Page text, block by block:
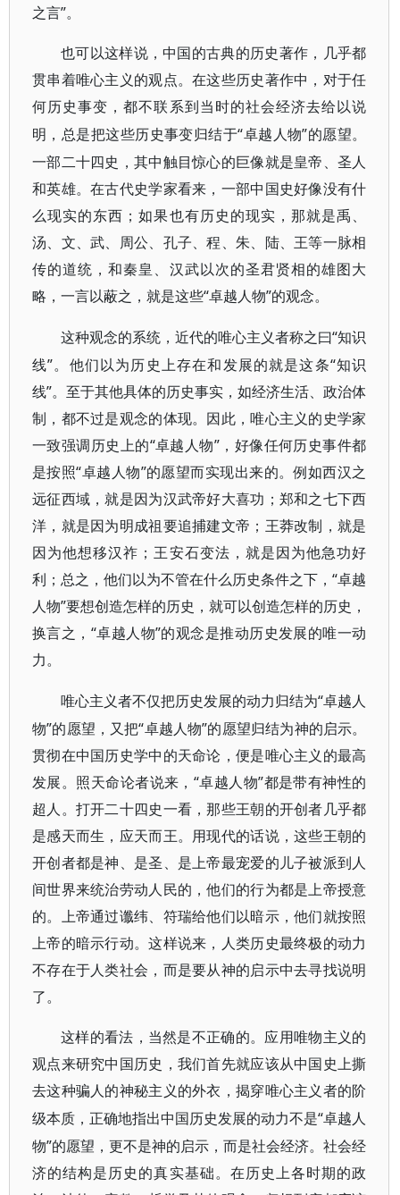
之言”。
也可以这样说，中国的古典的历史著作，几乎都
贯串着唯心主义的观点。在这些历史著作中，对于任
何历史事变，都不联系到当时的社会经济去给以说
明，总是把这些历史事变归结于“卓越人物”的愿望。
一部二十四史，其中触目惊心的巨像就是皇帝、圣人
和英雄。在古代史学家看来，一部中国史好像没有什
么现实的东西；如果也有历史的现实，那就是禹、
汤、文、武、周公、孔子、程、朱、陆、王等一脉相
传的道统，和秦皇、汉武以次的圣君贤相的雄图大
略，一言以蔽之，就是这些“卓越人物”的观念。
这种观念的系统，近代的唯心主义者称之曰“知识
线”。他们以为历史上存在和发展的就是这条“知识
线”。至于其他具体的历史事实，如经济生活、政治体
制，都不过是观念的体现。因此，唯心主义的史学家
一致强调历史上的“卓越人物”，好像任何历史事件都
是按照“卓越人物”的愿望而实现出来的。例如西汉之
远征西域，就是因为汉武帝好大喜功；郑和之七下西
洋，就是因为明成祖要追捕建文帝；王莽改制，就是
因为他想移汉祚；王安石变法，就是因为他急功好
利；总之，他们以为不管在什么历史条件之下，“卓越
人物”要想创造怎样的历史，就可以创造怎样的历史，
换言之，“卓越人物”的观念是推动历史发展的唯一动
力。
唯心主义者不仅把历史发展的动力归结为“卓越人
物”的愿望，又把“卓越人物”的愿望归结为神的启示。
贯彻在中国历史学中的天命论，便是唯心主义的最高
发展。照天命论者说来，“卓越人物”都是带有神性的
超人。打开二十四史一看，那些王朝的开创者几乎都
是感天而生，应天而王。用现代的话说，这些王朝的
开创者都是神、是圣、是上帝最宠爱的儿子被派到人
间世界来统治劳动人民的，他们的行为都是上帝授意
的。上帝通过谶纬、符瑞给他们以暗示，他们就按照
上帝的暗示行动。这样说来，人类历史最终极的动力
不存在于人类社会，而是要从神的启示中去寻找说明
了。
这样的看法，当然是不正确的。应用唯物主义的
观点来研究中国历史，我们首先就应该从中国史上撕
去这种骗人的神秘主义的外衣，揭穿唯心主义者的阶
级本质，正确地指出中国历史发展的动力不是“卓越人
物”的愿望，更不是神的启示，而是社会经济。社会经
济的结构是历史的真实基础。在历史上各时期的政